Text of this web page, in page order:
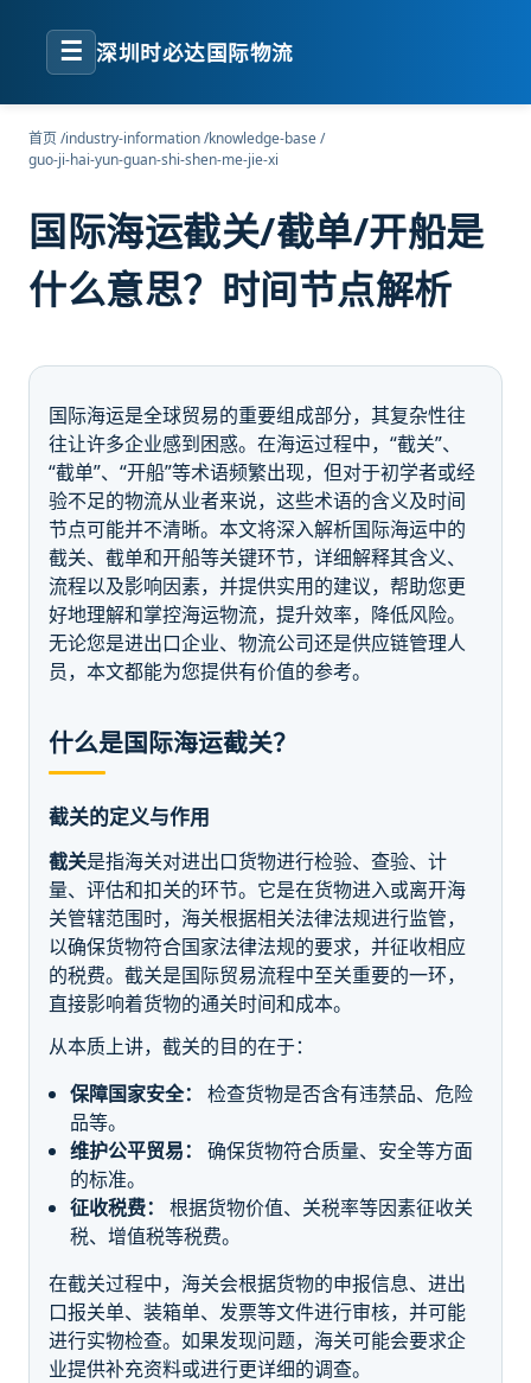
☰ 深圳时必达国际物流
首页/industry-information/knowledge-base/
guo-ji-hai-yun-guan-shi-shen-me-jie-xi
国际海运截关/截单/开船是
什么意思？时间节点解析
国际海运是全球贸易的重要组成部分，其复杂性往
往让许多企业感到困惑。在海运过程中，“截关”、
“截单”、“开船”等术语频繁出现，但对于初学者或经
验不足的物流从业者来说，这些术语的含义及时间
节点可能并不清晰。本文将深入解析国际海运中的
截关、截单和开船等关键环节，详细解释其含义、
流程以及影响因素，并提供实用的建议，帮助您更
好地理解和掌控海运物流，提升效率，降低风险。
无论您是进出口企业、物流公司还是供应链管理人
员，本文都能为您提供有价值的参考。
什么是国际海运截关？
截关的定义与作用
截关是指海关对进出口货物进行检验、查验、计
量、评估和扣关的环节。它是在货物进入或离开海
关管辖范围时，海关根据相关法律法规进行监管，
以确保货物符合国家法律法规的要求，并征收相应
的税费。截关是国际贸易流程中至关重要的一环，
直接影响着货物的通关时间和成本。
从本质上讲，截关的目的在于：
保障国家安全：
检查货物是否含有违禁品、危险
品等。
维护公平贸易：
确保货物符合质量、安全等方面
的标准。
征收税费：
根据货物价值、关税率等因素征收关
税、增值税等税费。
在截关过程中，海关会根据货物的申报信息、进出
口报关单、装箱单、发票等文件进行审核，并可能
进行实物检查。如果发现问题，海关可能会要求企
业提供补充资料或进行更详细的调查。